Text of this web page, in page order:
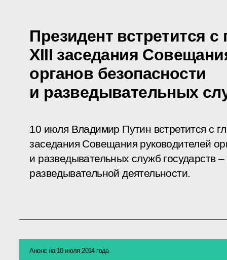
Президент встретится
XIII заседания
органов безопасности
и разведывательных
10 июля Владимир Путин встретится с
заседания Совещания руководителей
и разведывательных служб государств
разведывательной деятельности.
Анонс на 10 июля 2014 года